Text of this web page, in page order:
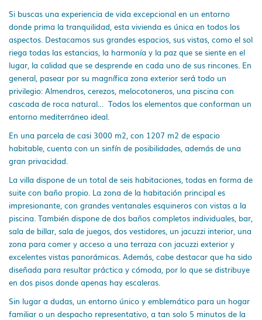
Si buscas una experiencia de vida excepcional en un entorno
donde prima la tranquilidad, esta vivienda es única en todos los
aspectos. Destacamos sus grandes espacios, sus vistas, como el sol
riega todas las estancias, la harmonía y la paz que se siente en el
lugar, la calidad que se desprende en cada uno de sus rincones. En
general, pasear por su magnífica zona exterior será todo un
privilegio: Almendros, cerezos, melocotoneros, una piscina con
cascada de roca natural… Todos los elementos que conforman un
entorno mediterráneo ideal.
En una parcela de casi 3000 m2, con 1207 m2 de espacio
habitable, cuenta con un sinfín de posibilidades, además de una
gran privacidad.
La villa dispone de un total de seis habitaciones, todas en forma de
suite con baño propio. La zona de la habitación principal es
impresionante, con grandes ventanales esquineros con vistas a la
piscina. También dispone de dos baños completos individuales, bar,
sala de billar, sala de juegos, dos vestidores, un jacuzzi interior, una
zona para comer y acceso a una terraza con jacuzzi exterior y
excelentes vistas panorámicas. Además, cabe destacar que ha sido
diseñada para resultar práctica y cómoda, por lo que se distribuye
en dos pisos donde apenas hay escaleras.
Sin lugar a dudas, un entorno único y emblemático para un hogar
familiar o un despacho representativo, a tan solo 5 minutos de la